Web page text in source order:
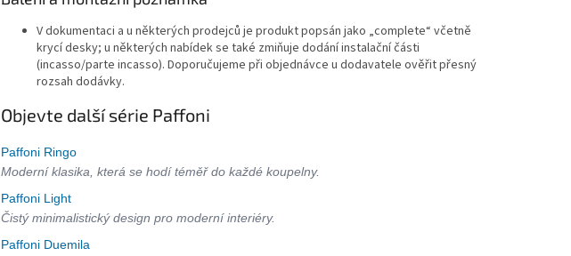
V dokumentaci a u některých prodejců je produkt popsán jako „complete“ včetně
krycí desky; u některých nabídek se také zmiňuje dodání instalační části
(incasso/parte incasso). Doporučujeme při objednávce u dodavatele ověřit přesný
rozsah dodávky.
Objevte další série Paffoni
Paffoni Ringo
Moderní klasika, která se hodí téměř do každé koupelny.
Paffoni Light
Čistý minimalistický design pro moderní interiéry.
Paffoni Duemila